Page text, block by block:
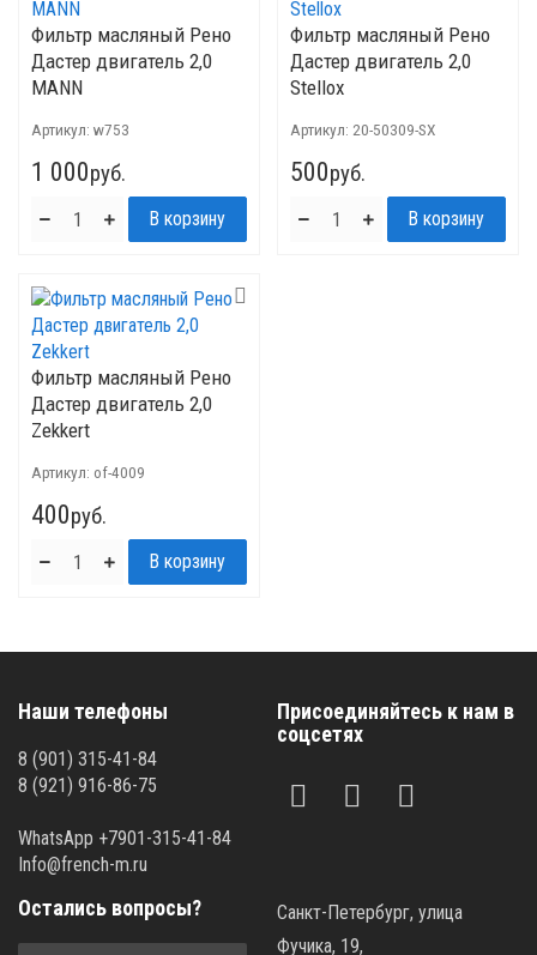
Фильтр масляный Рено
Дастер двигатель 2,0
MANN
Артикул: w753
1 000руб.
Фильтр масляный Рено
Дастер двигатель 2,0
Stellox
Артикул: 20-50309-SX
500руб.
Фильтр масляный Рено
Дастер двигатель 2,0
Zekkert
Артикул: of-4009
400руб.
Наши телефоны
8 (901) 315-41-84
8 (921) 916-86-75
WhatsApp +7901-315-41-84
Info@french-m.ru
Присоединяйтесь к нам в
соцсетях
Остались вопросы?
Санкт-Петербург, улица
Фучика, 19,